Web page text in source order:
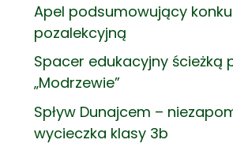
Apel podsumowujący
pozalekcyjną
Spacer edukacyjny ścieżką
„Modrzewie”
Spływ Dunajcem –
wycieczka klasy 3b